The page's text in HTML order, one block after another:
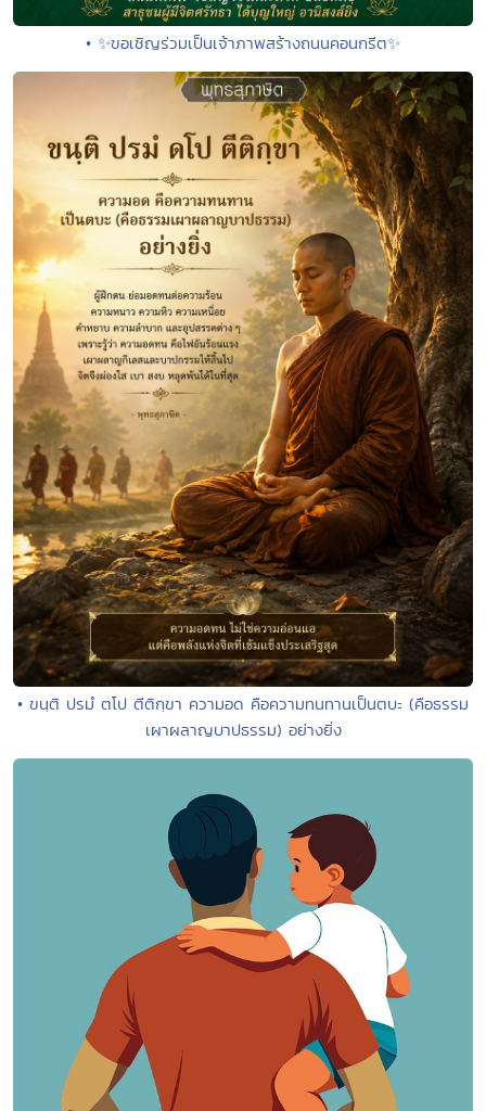
• ✨ขอเชิญร่วมเป็นเจ้าภาพสร้างถนนคอนกรีต✨
• ขนฺติ ปรมํ ตโป ตีติกฺขา ความอด คือความทนทานเป็นตบะ (คือธรรม
เผาผลาญบาปธรรม) อย่างยิ่ง